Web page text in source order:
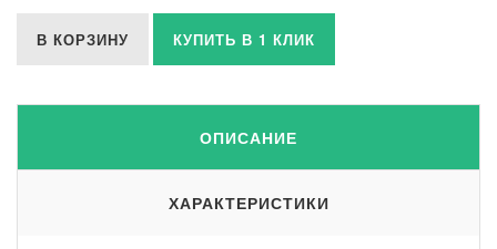
В КОРЗИНУ КУПИТЬ В 1 КЛИК
ОПИСАНИЕ
ХАРАКТЕРИСТИКИ